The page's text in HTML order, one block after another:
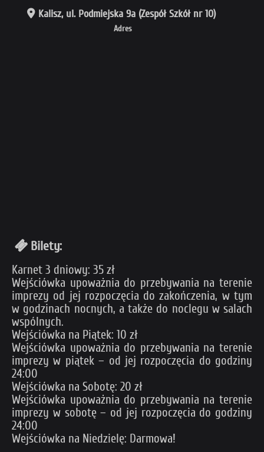
Adres
Kalisz, ul. Podmiejska 9a (Zespół Szkół nr 10)
Bilety:
Karnet 3 dniowy: 35 zł
Wejściówka upoważnia do przebywania na terenie
imprezy od jej rozpoczęcia do zakończenia, w tym
w godzinach nocnych, a także do noclegu w salach
wspólnych.
Wejściówka na Piątek: 10 zł
Wejściówka upoważnia do przebywania na terenie
imprezy w piątek – od jej rozpoczęcia do godziny
24:00
Wejściówka na Sobotę: 20 zł
Wejściówka upoważnia do przebywania na terenie
imprezy w sobotę – od jej rozpoczęcia do godziny
24:00
Wejściówka na Niedzielę: Darmowa!